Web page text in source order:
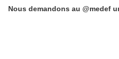
Nous demandons au @medef